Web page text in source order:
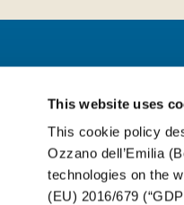
This website uses
This cookie policy
Ozzano dell’Emilia
technologies on the
(EU) 2016/679
FOR BEVERAGE
FOR FOOD